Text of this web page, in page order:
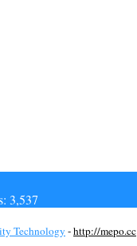
3,537
Technology -http://mepo.cc